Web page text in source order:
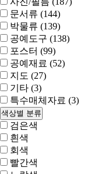
문서류 (144)
박물류 (139)
공예도구 (138)
포스터 (99)
공예재료 (52)
지도 (27)
기타 (3)
특수매체자료 (3)
색상별 분류
검은색
흰색
회색
빨간색